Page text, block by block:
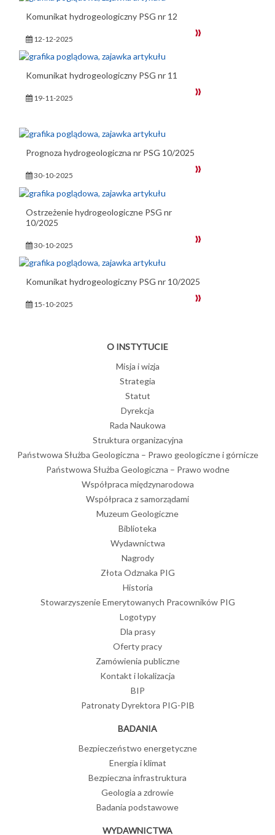
Komunikat hydrogeologiczny PSG nr 12
12-12-2025
Komunikat hydrogeologiczny PSG nr 11
19-11-2025
Prognoza hydrogeologiczna nr PSG 10/2025
30-10-2025
Ostrzeżenie hydrogeologiczne PSG nr
10/2025
30-10-2025
Komunikat hydrogeologiczny PSG nr 10/2025
15-10-2025
O INSTYTUCIE
Misja i wizja
Strategia
Statut
Dyrekcja
Rada Naukowa
Struktura organizacyjna
Państwowa Służba Geologiczna – Prawo geologiczne i górnicze
Państwowa Służba Geologiczna – Prawo wodne
Współpraca międzynarodowa
Współpraca z samorządami
Muzeum Geologiczne
Biblioteka
Wydawnictwa
Nagrody
Złota Odznaka PIG
Historia
Stowarzyszenie Emerytowanych Pracowników PIG
Logotypy
Dla prasy
Oferty pracy
Zamówienia publiczne
Kontakt i lokalizacja
BIP
Patronaty Dyrektora PIG-PIB
BADANIA
Bezpieczeństwo energetyczne
Energia i klimat
Bezpieczna infrastruktura
Geologia a zdrowie
Badania podstawowe
WYDAWNICTWA